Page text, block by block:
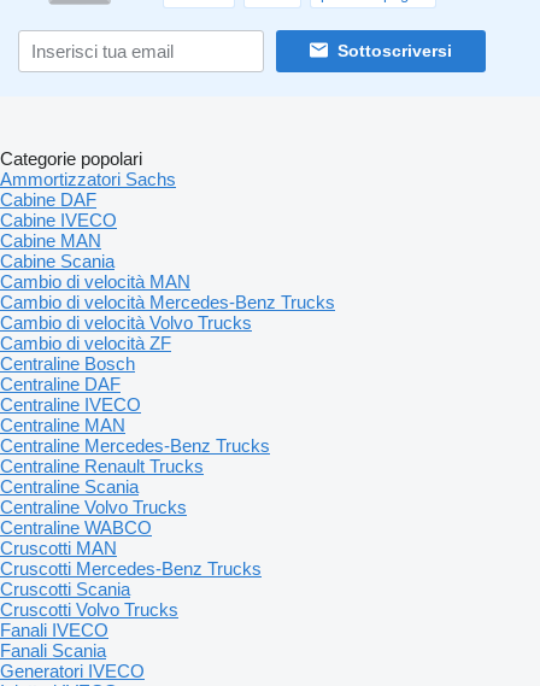
Sottoscriversi
Categorie popolari
Ammortizzatori Sachs
Cabine DAF
Cabine IVECO
Cabine MAN
Cabine Scania
Cambio di velocità MAN
Cambio di velocità Mercedes-Benz Trucks
Cambio di velocità Volvo Trucks
Cambio di velocità ZF
Centraline Bosch
Centraline DAF
Centraline IVECO
Centraline MAN
Centraline Mercedes-Benz Trucks
Centraline Renault Trucks
Centraline Scania
Centraline Volvo Trucks
Centraline WABCO
Cruscotti MAN
Cruscotti Mercedes-Benz Trucks
Cruscotti Scania
Cruscotti Volvo Trucks
Fanali IVECO
Fanali Scania
Generatori IVECO